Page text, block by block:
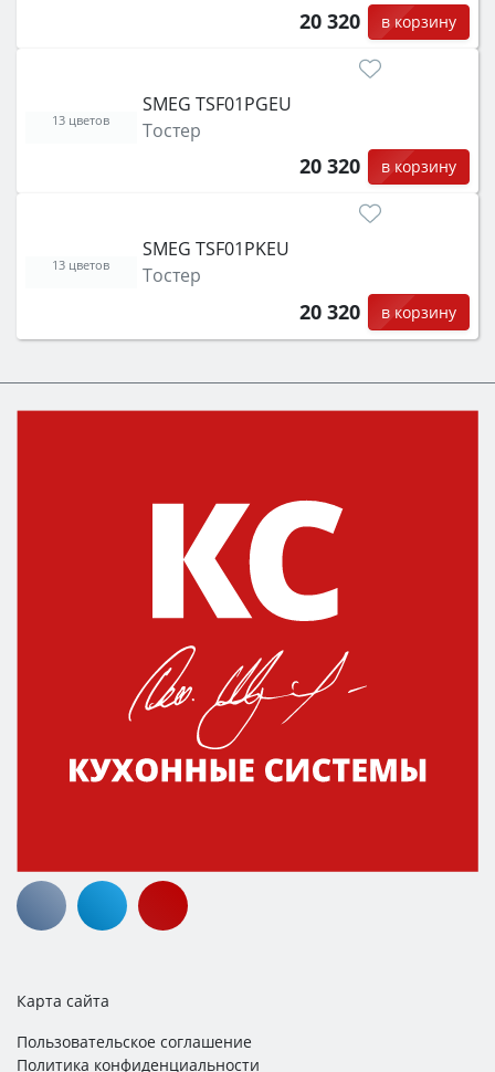
20 320 в корзину
SMEG TSF01PGEU
Тостер
20 320 в корзину
13 цветов
SMEG TSF01PKEU
Тостер
20 320 в корзину
13 цветов
Карта сайта
Пользовательское соглашение
Политика конфиденциальности